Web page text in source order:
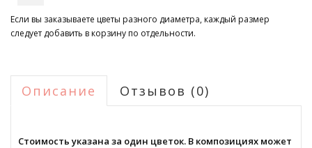
Если вы заказываете цветы разного диаметра, каждый размер
следует добавить в корзину по отдельности.
Описание Отзывов (0)
Стоимость указана за один цветок. В композициях может